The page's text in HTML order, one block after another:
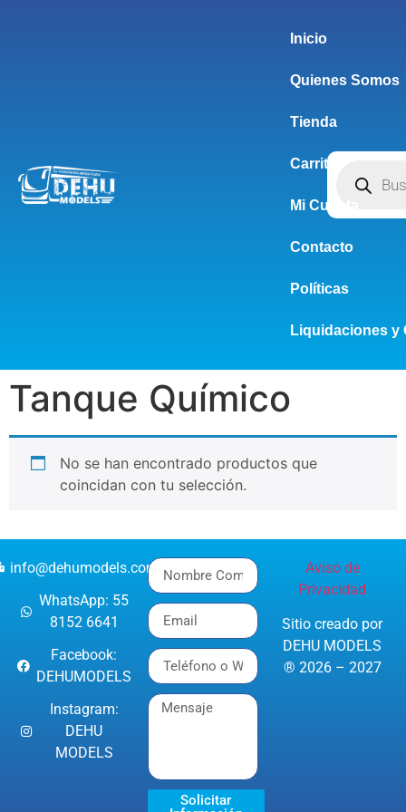
Inicio
Quienes Somos
Tienda
Carrito
Mi Cuenta
Contacto
Políticas
Liquidaciones y
Tanque Químico
No se han encontrado productos que
coincidan con tu selección.
info@dehumodels.com
WhatsApp: 55
8152 6641
Facebook:
DEHUMODELS
Instagram:
DEHU
MODELS
Solicitar
Aviso de
Privacidad
Sitio creado por
DEHU MODELS
® 2026 – 2027